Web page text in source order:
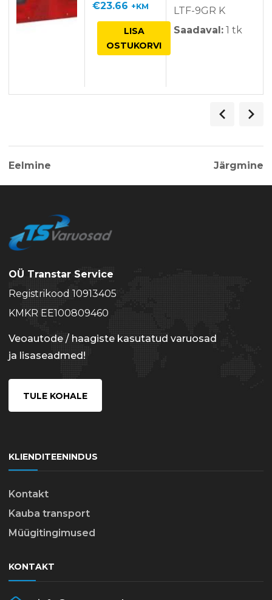
ga/ 5
€23.66 +KM
LISA
OSTUKORVI
LTF-9GR K
Saadaval: 1 tk
Eelmine Järgmine
OÜ Transtar Service
Registrikood 10913405
KMKR EE100809460
Veoautode / haagiste kasutatud varuosad
ja lisaseadmed!
TULE KOHALE
KLIENDITEENINDUS
Kontakt
Kauba transport
Müügitingimused
KONTAKT